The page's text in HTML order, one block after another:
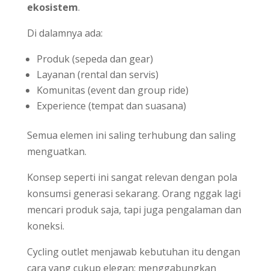
ekosistem.
Di dalamnya ada:
Produk (sepeda dan gear)
Layanan (rental dan servis)
Komunitas (event dan group ride)
Experience (tempat dan suasana)
Semua elemen ini saling terhubung dan saling
menguatkan.
Konsep seperti ini sangat relevan dengan pola
konsumsi generasi sekarang. Orang nggak lagi
mencari produk saja, tapi juga pengalaman dan
koneksi.
Cycling outlet menjawab kebutuhan itu dengan
cara yang cukup elegan: menggabungkan